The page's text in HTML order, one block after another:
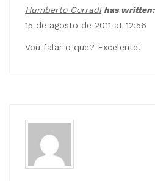
Humberto Corradihas written:
15 de agosto de 2011 at 12:56
Vou falar o que? Excelente!